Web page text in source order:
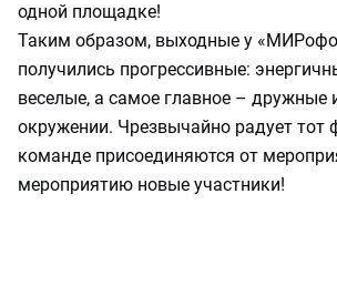
одной площадке!
Таким образом, выходные у
получились прогрессивные:
веселые, а самое главное – дружные
окружении. Чрезвычайно радует тот
команде присоединяются от
мероприятию новые участники!